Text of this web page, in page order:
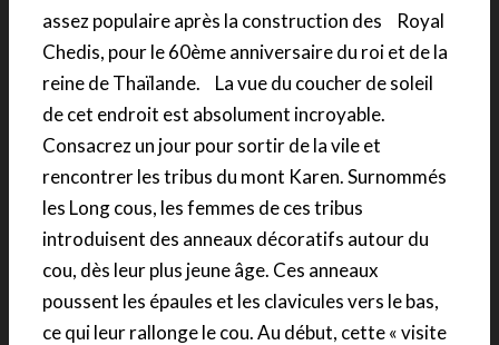
assez populaire après la construction des Royal
Chedis, pour le 60ème anniversaire du roi et de la
reine de Thaïlande. La vue du coucher de soleil
de cet endroit est absolument incroyable.
Consacrez un jour pour sortir de la vile et
rencontrer les tribus du mont Karen. Surnommés
les Long cous, les femmes de ces tribus
introduisent des anneaux décoratifs autour du
cou, dès leur plus jeune âge. Ces anneaux
poussent les épaules et les clavicules vers le bas,
ce qui leur rallonge le cou. Au début, cette « visite